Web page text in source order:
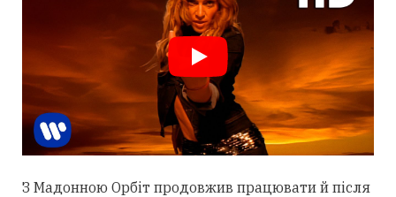
З Мадонною Орбіт продовжив працювати й після